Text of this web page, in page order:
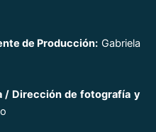
de Producción: Gabriela
/ Dirección de fotografía y